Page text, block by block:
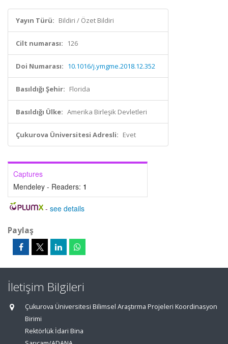
Yayın Türü: Bildiri / Özet Bildiri
Cilt numarası: 126
Doi Numarası: 10.1016/j.ymgme.2018.12.352
Basıldığı Şehir: Florida
Basıldığı Ülke: Amerika Birleşik Devletleri
Çukurova Üniversitesi Adresli: Evet
Captures
Mendeley - Readers: 1
- see details
Paylaş
İletişim Bilgileri
Çukurova Üniversitesi Bilimsel Araştırma Projeleri Koordinasyon
Birimi
Rektörlük İdari Bina